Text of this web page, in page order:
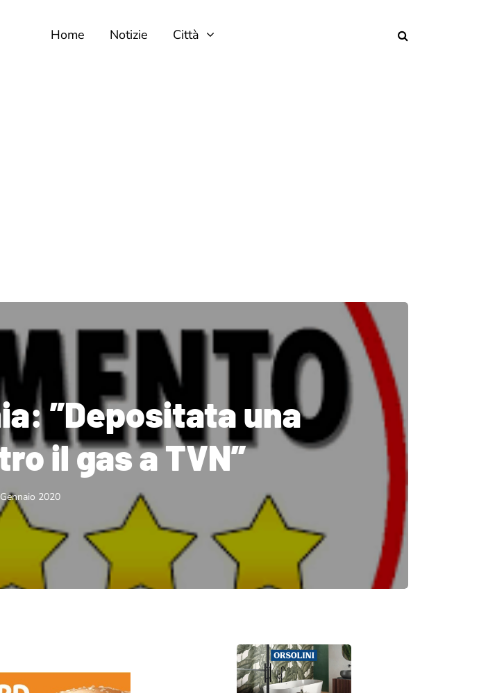
Home Notizie Città
”Depositata una
il gas a TVN”
2020